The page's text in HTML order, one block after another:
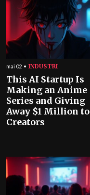
mai 02 INDUSTRI
This AI Startup Is
Making an Anime
Series and Giving
Away $1 Million to
Creators